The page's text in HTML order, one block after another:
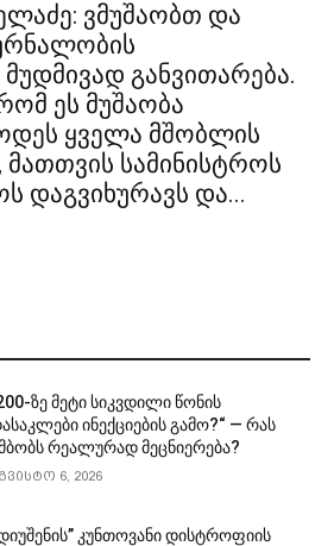
ვმუშაობთ და
განვითარება.
ეს მუშაობა
ყველა მშობლის
სამინისტროს
დაგვიხურავს და...
ზე მეტი სიკვდილი წონის
ინექციების გამო?“ — რას
რეალურად მეცნიერება?
6, 2026
კუნთოვანი დისტროფიის